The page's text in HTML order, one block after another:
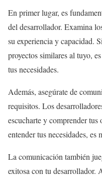
En primer lugar, es
del desarrollador. Examina
su experiencia y capacidad.
proyectos similares al tuyo,
tus necesidades.
Además, asegúrate de
requisitos. Los
escucharte y comprender tus
entender tus necesidades, es
La comunicación también
exitosa con tu desarrollador.